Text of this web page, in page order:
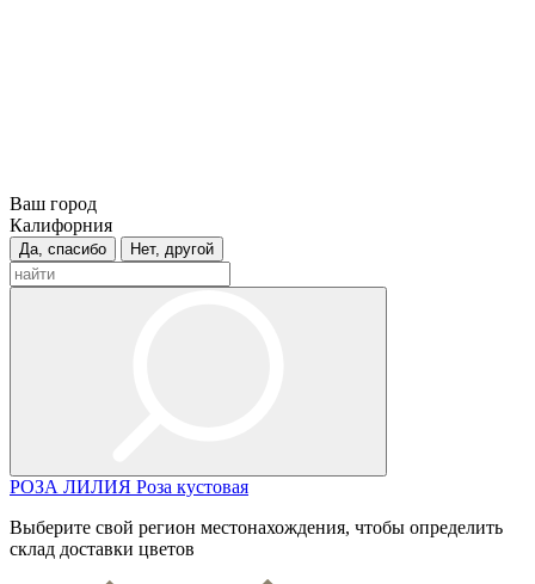
Ваш город
Калифорния
Да, спасибо Нет, другой
РОЗА ЛИЛИЯ Роза кустовая
Выберите свой регион местонахождения, чтобы определить
склад доставки цветов